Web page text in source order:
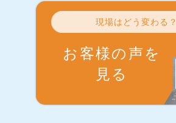
現場はどう変わる？
お客様の声を
見る